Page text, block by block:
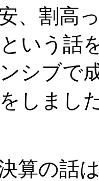
、割高
いう話
シブで
しまし
算の話